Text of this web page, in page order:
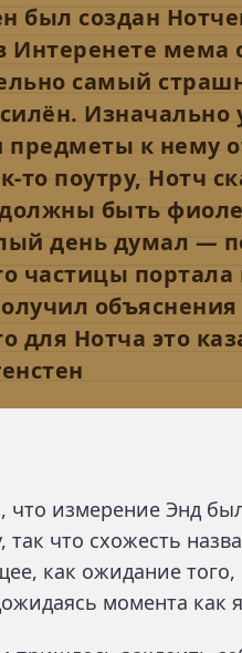
был создан
Интеренете мема
самый
Изначально
предметы к нему
то поутру, Нотч
быть
день думал —
частицы
для Нотча это
что измерение Энд
так что схожесть
как ожидание
момента как